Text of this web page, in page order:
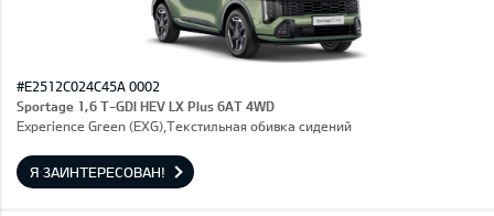
#E2512C024C45A 0002
Sportage 1,6 T-GDI HEV LX Plus 6AT 4WD
Experience Green (EXG),Текстильная обивка сидений
Я ЗАИНТЕРЕСОВАН!